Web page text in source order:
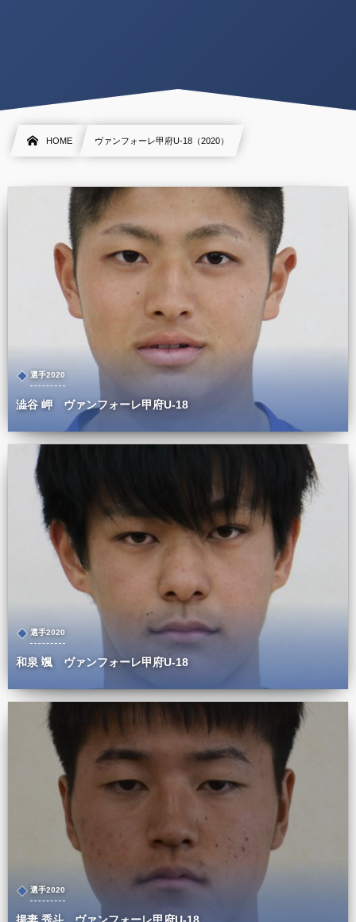
HOME ヴァンフォーレ甲府U-18（2020）
選手2020
澁谷 岬 ヴァンフォーレ甲府U-18
選手2020
和泉 颯 ヴァンフォーレ甲府U-18
選手2020